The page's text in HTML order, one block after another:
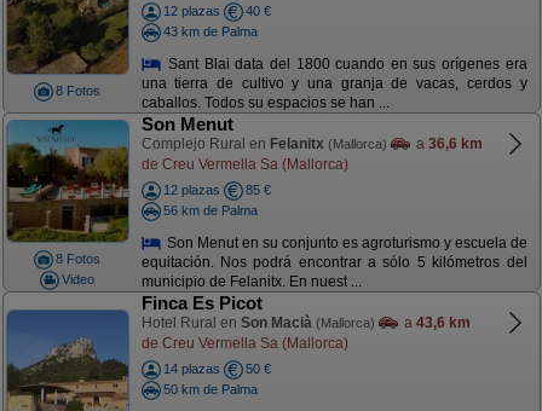
8 Fotos
12 plazas
40 €
43 km de Palma
Sant Blai data del 1800 cuando en sus orígenes era
una tierra de cultivo y una granja de vacas, cerdos y
caballos. Todos su espacios se han ...
8 Fotos
Video
Son Menut
Complejo Rural en Felanitx (Mallorca) a 36,6 km
de Creu Vermella Sa (Mallorca)
12 plazas
85 €
56 km de Palma
Son Menut en su conjunto es agroturismo y escuela de
equitación. Nos podrá encontrar a sólo 5 kilómetros del
municipio de Felanitx. En nuest ...
Finca Es Picot
Hotel Rural en Son Macià (Mallorca) a 43,6 km
de Creu Vermella Sa (Mallorca)
14 plazas
50 €
50 km de Palma